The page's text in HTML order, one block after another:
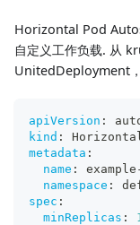
Horizontal Pod
自定义工作负载. 从
UnitedDeployment，
apiVersion :
kind :
metadata :
name : example
namespace :
spec :
minReplicas :
1